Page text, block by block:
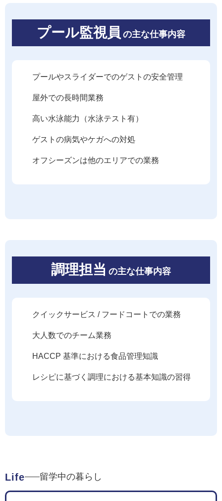
プール監視員 の主な仕事内容
プールやスライダーでのゲストの安全管理
屋外での長時間業務
高い水泳能力（水泳テスト有）
ゲストの病気やケガへの対処
オフシーズンは他のエリアでの業務
調理担当 の主な仕事内容
クイックサービス / フードコートでの業務
大人数でのチーム業務
HACCP 基準における食品管理知識
レシピに基づく調理における基本知識の習得
Life 留学中の暮らし